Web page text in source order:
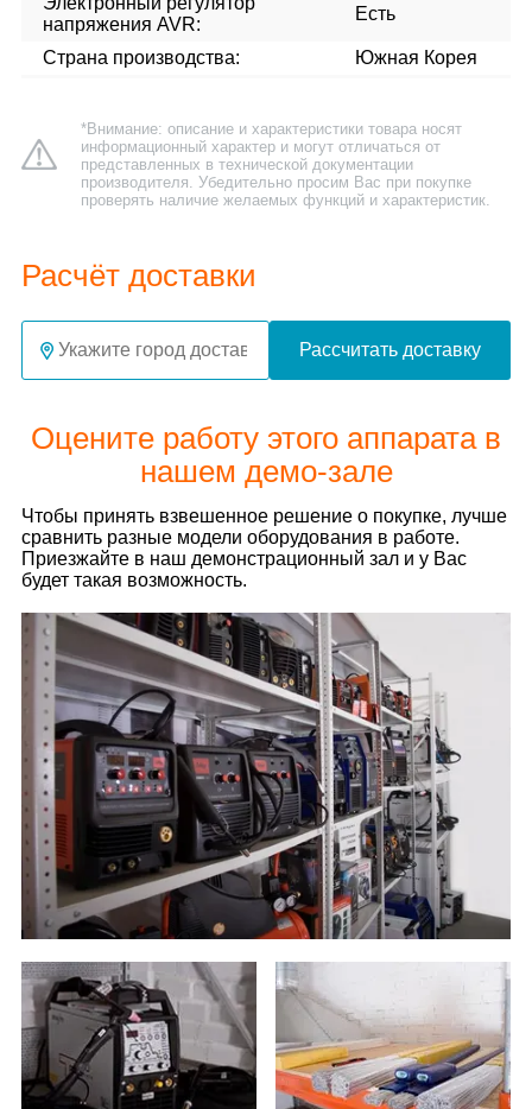
напряжения AVR:
Есть
Страна производства: Южная Корея
*Внимание: описание и характеристики товара носят
информационный характер и могут отличаться от
представленных в технической документации
производителя. Убедительно просим Вас при покупке
проверять наличие желаемых функций и характеристик.
Расчёт доставки
Рассчитать доставку
Оцените работу этого аппарата в
нашем демо-зале
Чтобы принять взвешенное решение о покупке, лучше
сравнить разные модели оборудования в работе.
Приезжайте в наш демонстрационный зал и у Вас
будет такая возможность.